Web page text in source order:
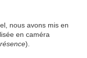
nous avons mis en
en caméra
).